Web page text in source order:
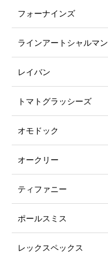
フォーナインズ
ラインアートシャルマン
レイバン
トマトグラッシーズ
オモドック
オークリー
ティファニー
ポールスミス
レックスペックス